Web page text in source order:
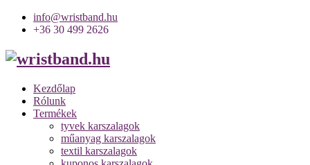
info@wristband.hu
+36 30 499 2626
Kezdőlap
Rólunk
Termékek
tyvek karszalagok
műanyag karszalagok
textil karszalagok